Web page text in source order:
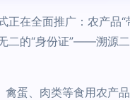
在全面推广：农产
二的“身份证”——溯源
蛋、肉类等食用农